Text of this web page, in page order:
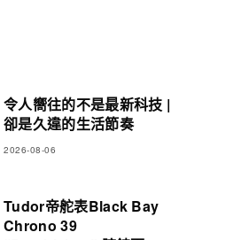
令人嚮往的不是最新科技 |
卻是久違的生活節奏
2026-08-06
Tudor帝舵表Black Bay
Chrono 39